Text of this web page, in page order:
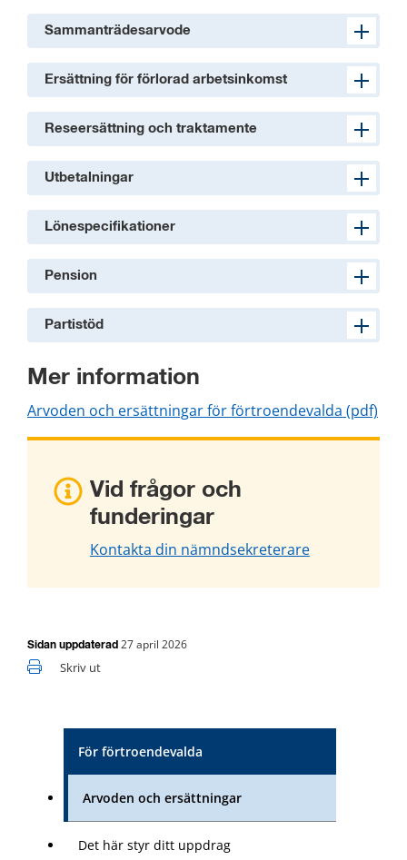
För förtroendevalda
Arvoden och ersättningar
Det här styr ditt uppdrag
Sammanträdesarvode
Ersättning för förlorad arbetsinkomst
Reseersättning och traktamente
Utbetalningar
Lönespecifikationer
Pension
Partistöd
Mer information
Arvoden och ersättningar för förtroendevalda (pdf)
Vid frågor och
funderingar
Kontakta din nämndsekreterare
Sidan uppdaterad 27 april 2026
Skriv ut